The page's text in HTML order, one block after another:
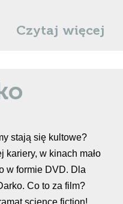
Czytaj więcej
stają się kultowe?
kariery, w kinach mało
w formie DVD. Dla
Co to za film?
science fiction!